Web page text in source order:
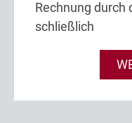
Rechnung durch
schließlich